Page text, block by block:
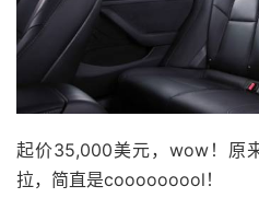
起价35,000美元，wow！原
拉，简直是cooooooool！